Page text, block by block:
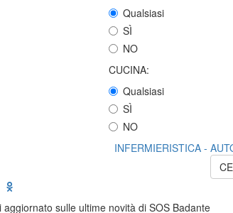
Qualsiasi
SÌ
NO
CUCINA:
Qualsiasi
SÌ
NO
INFERMIERISTICA -
aggiornato sulle ultime novità di SOS Badante